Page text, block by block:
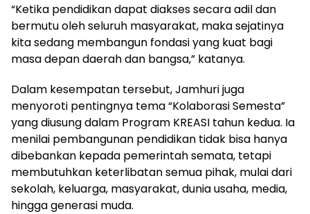
“Ketika pendidikan dapat diakses secara adil dan
bermutu oleh seluruh masyarakat, maka sejatinya
kita sedang membangun fondasi yang kuat bagi
masa depan daerah dan bangsa,” katanya.
Dalam kesempatan tersebut, Jamhuri juga
menyoroti pentingnya tema “Kolaborasi Semesta”
yang diusung dalam Program KREASI tahun kedua. Ia
menilai pembangunan pendidikan tidak bisa hanya
dibebankan kepada pemerintah semata, tetapi
membutuhkan keterlibatan semua pihak, mulai dari
sekolah, keluarga, masyarakat, dunia usaha, media,
hingga generasi muda.